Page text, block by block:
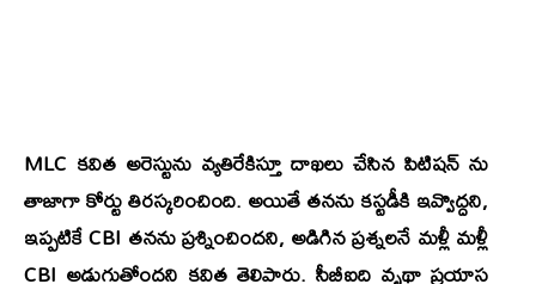
MLC కవిత అరెస్టును వ్యతిరేకిస్తూ దాఖలు చేసిన పిటిషన్ ను
తాజాగా కోర్టు తిరస్కరించింది. అయితే తనను కస్టడీకి ఇవ్వొద్దని,
ఇప్పటికే CBI తనను ప్రశ్నించిందని, అడిగిన ప్రశ్నలనే మళ్లీ మళ్లీ
CBI అడుగుతోందని కవిత తెలిపారు. సీబీఐది వృథా ప్రయాస